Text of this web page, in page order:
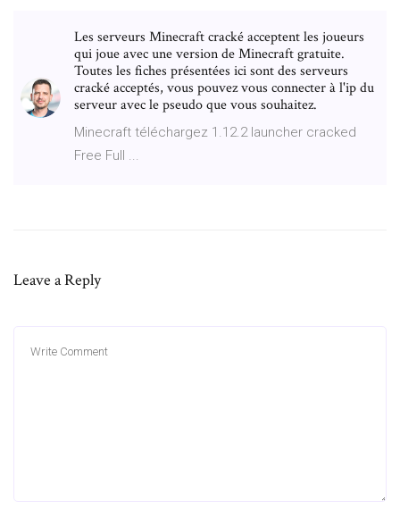
Les serveurs Minecraft cracké acceptent les joueurs
qui joue avec une version de Minecraft gratuite.
Toutes les fiches présentées ici sont des serveurs
cracké acceptés, vous pouvez vous connecter à l'ip du
serveur avec le pseudo que vous souhaitez.
Minecraft téléchargez 1.12.2 launcher cracked
Free Full ...
Leave a Reply